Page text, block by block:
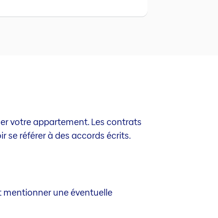
votre appartement. Les contrats
se référer à des accords écrits.
mentionner une éventuelle